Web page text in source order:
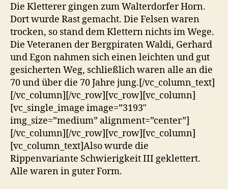
Die Kletterer gingen zum Walterdorfer Horn.
Dort wurde Rast gemacht. Die Felsen waren
trocken, so stand dem Klettern nichts im Wege.
Die Veteranen der Bergpiraten Waldi, Gerhard
und Egon nahmen sich einen leichten und gut
gesicherten Weg, schließlich waren alle an die
70 und über die 70 Jahre jung.[/vc_column_text]
[/vc_column][/vc_row][vc_row][vc_column]
[vc_single_image image=”3193″
img_size=”medium” alignment=”center”]
[/vc_column][/vc_row][vc_row][vc_column]
[vc_column_text]Also wurde die
Rippenvariante Schwierigkeit III geklettert.
Alle waren in guter Form.